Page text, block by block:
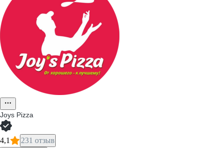
Joys Pizza
4,1 231 отзыв